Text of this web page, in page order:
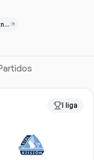
Warta Poznań
I liga